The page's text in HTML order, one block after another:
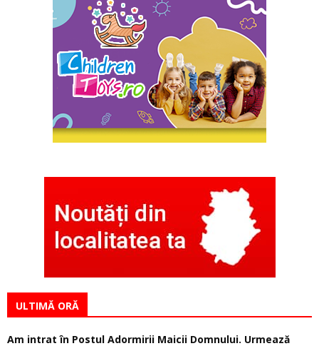
ULTIMĂ ORĂ
Am intrat în Postul Adormirii Maicii Domnului. Urmează